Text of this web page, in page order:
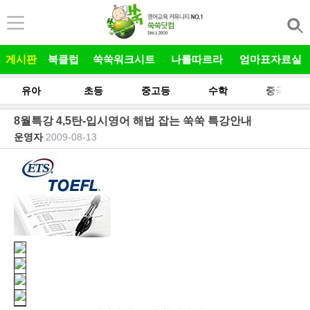
게시판 북클럽 쑥쑥워크시트 나를따르라 엄마표자료실
유아 초등 중고등 수학 중국어
8월특강 4,5탄-입시영어 해법 잡는 쑥쑥 특강안내
운영자| 2009-08-13